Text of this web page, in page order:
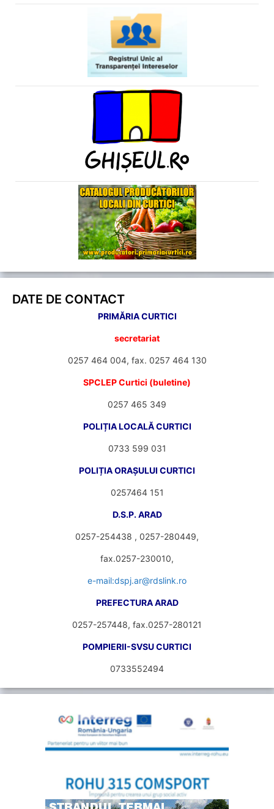
DATE DE CONTACT
PRIMĂRIA CURTICI
secretariat
0257 464 004, fax. 0257 464 130
SPCLEP Curtici (buletine)
0257 465 349
POLIȚIA LOCALĂ CURTICI
0733 599 031
POLIȚIA ORAȘULUI CURTICI
0257464 151
D.S.P. ARAD
0257-254438 , 0257-280449,
fax.0257-230010,
e-mail:dspj.ar@rdslink.ro
PREFECTURA ARAD
0257-257448, fax.0257-280121
POMPIERII-SVSU CURTICI
0733552494